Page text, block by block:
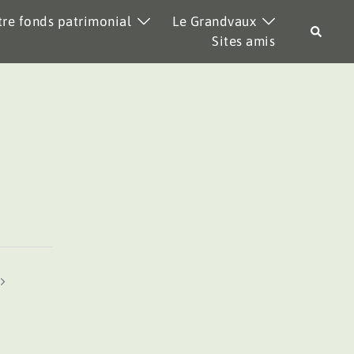
fonds patrimonial
Le Grandvaux
Sites amis